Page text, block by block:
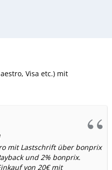
Visa etc.) mit
mit Lastschrift über bonprix
und 2% bonprix.
von 20€ mit